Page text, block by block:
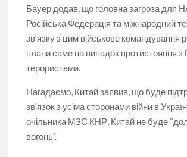
Бауер додав, що головна загроза для
Російська Федерація та міжнародний
зв'язку з цим військове командування
плани саме на випадок протистояння з
терористами.
Нагадаємо, Китай заявив, що буде
зв'язок з усіма сторонами війни в
очільника МЗС КНР, Китай не буде
вогонь”.